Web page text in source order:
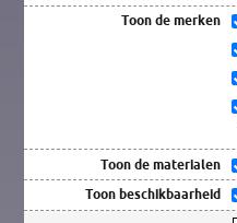
Toon de merken
Toon de materialen
Toon beschikbaarheid